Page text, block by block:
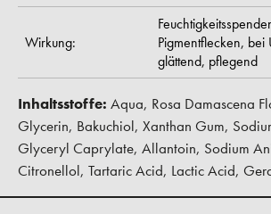
Wirkung:
Pigmentflecken, bei
glättend, pflegend
Inhaltsstoffe: Aqua, Rosa Damascena
Glycerin, Bakuchiol, Xanthan Gum,
Glyceryl Caprylate, Allantoin, Sodium
Citronellol, Tartaric Acid, Lactic Acid,